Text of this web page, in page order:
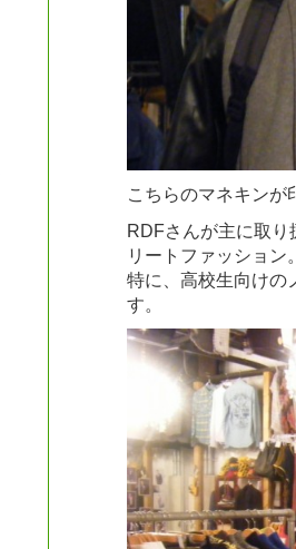
こちらのマネキンが
RDFさんが主に取
リートファッション
特に、高校生向けの
す。